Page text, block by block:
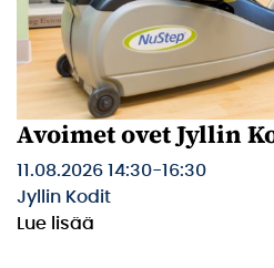
Avoimet ovet Jyllin
11.08.2026 14:30-16:30
Jyllin Kodit
Lue lisää